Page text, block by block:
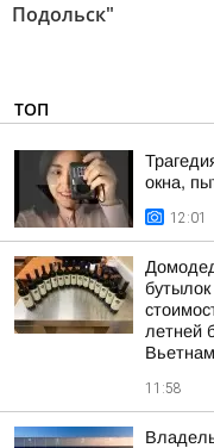
Подольск"
ТОП
окна,
12:01
летней
11:58